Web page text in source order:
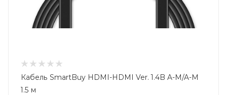
Кабель SmartBuy HDMI-HDMI Ver. 1.4B A-M/A-M
1.5 м